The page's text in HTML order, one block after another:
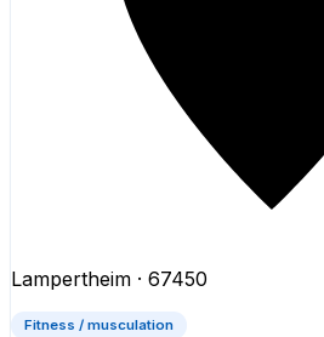
Lampertheim · 67450
Fitness / musculation